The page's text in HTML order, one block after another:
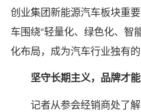
创业集团新能源汽车板块重
车围绕“轻量化、绿色化、智
化布局，成为汽车行业独有
坚守长期主义，品牌才
记者从参会经销商处了